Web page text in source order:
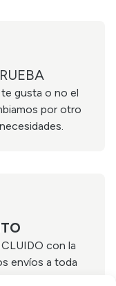
gusta o no el
por otro
con la
envíos a toda